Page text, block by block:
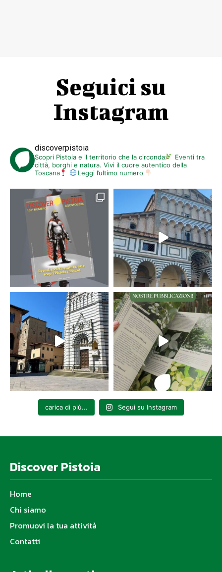
Seguici su
Instagram
discoverpistoia
Scopri Pistoia e il territorio che la circonda
Eventi tra
città, borghi e natura. Vivi il cuore autentico della
Toscana
Leggi l’ultimo numero
carica di più... Segui su Instagram
Discover Pistoia
Home
Chi siamo
Promuovi la tua attività
Contatti